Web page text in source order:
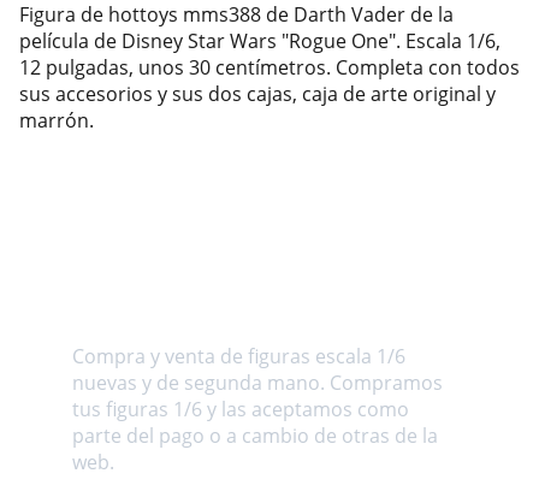
Figura de hottoys mms388 de Darth Vader de la
película de Disney Star Wars "Rogue One". Escala 1/6,
12 pulgadas, unos 30 centímetros. Completa con todos
sus accesorios y sus dos cajas, caja de arte original y
marrón.
Compra y venta de figuras escala 1/6
nuevas y de segunda mano. Compramos
tus figuras 1/6 y las aceptamos como
parte del pago o a cambio de otras de la
web.